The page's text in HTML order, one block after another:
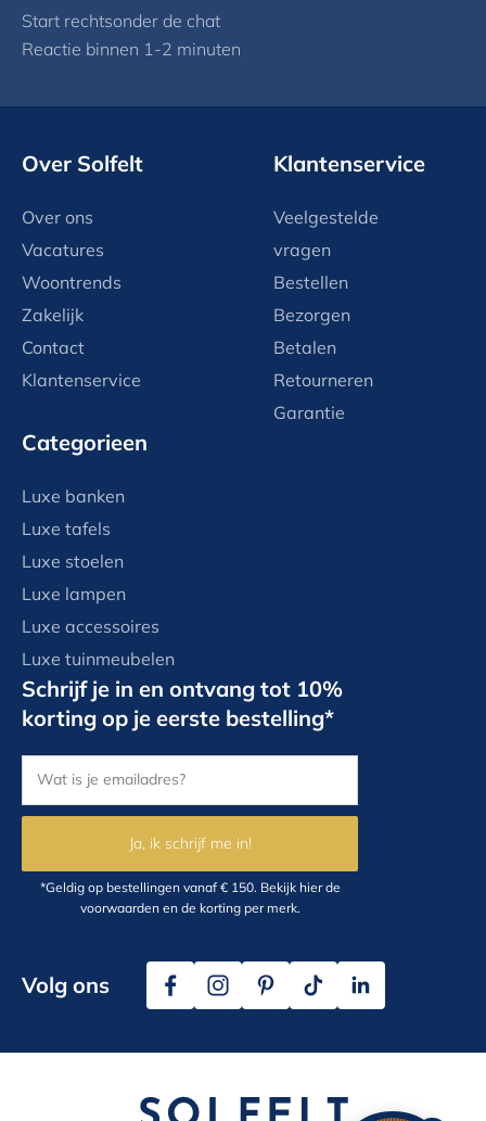
Start rechtsonder de chat
Reactie binnen 1-2 minuten
Over Solfelt
Over ons
Vacatures
Woontrends
Zakelijk
Contact
Klantenservice
Klantenservice
Veelgestelde
vragen
Bestellen
Bezorgen
Betalen
Retourneren
Garantie
Categorieen
Luxe banken
Luxe tafels
Luxe stoelen
Luxe lampen
Luxe accessoires
Luxe tuinmeubelen
Schrijf je in en ontvang tot 10%
korting op je eerste bestelling*
Ja, ik schrijf me in!
*Geldig op bestellingen vanaf € 150. Bekijk hierde
voorwaarden en de korting per merk.
Volg ons